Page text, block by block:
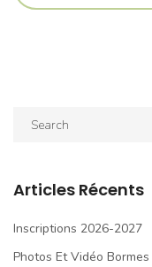
Articles Récents
Inscriptions 2026-2027
Photos Et Vidéo